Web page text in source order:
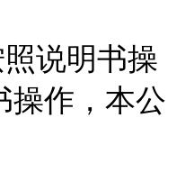
说明书操
操作，本公